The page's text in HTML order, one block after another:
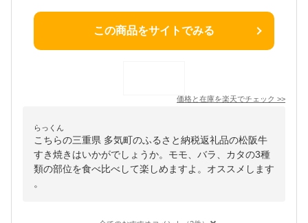
この商品をサイトでみる
価格と在庫を楽天でチェック >>
らっくん
こちらの三重県 多気町のふるさと納税返礼品の松阪牛
すき焼きはいかがでしょうか。モモ、バラ、カタの3種
類の部位を食べ比べして楽しめますよ。オススメします
。